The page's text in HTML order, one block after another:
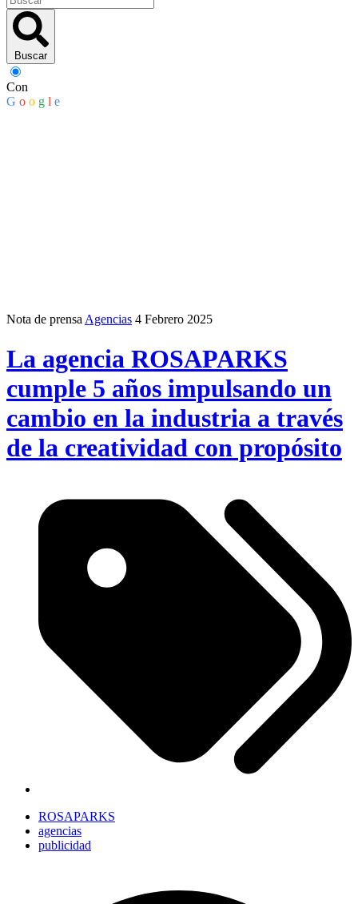
Buscar
Con
G o o g l e
Nota de prensa Agencias 4 Febrero 2025
La agencia ROSAPARKS
cumple 5 años impulsando un
cambio en la industria a través
de la creatividad con propósito
ROSAPARKS
agencias
publicidad